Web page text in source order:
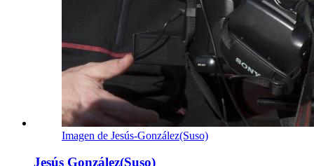
Imagen de Jesús-González(Suso)
Jesús González(Suso)